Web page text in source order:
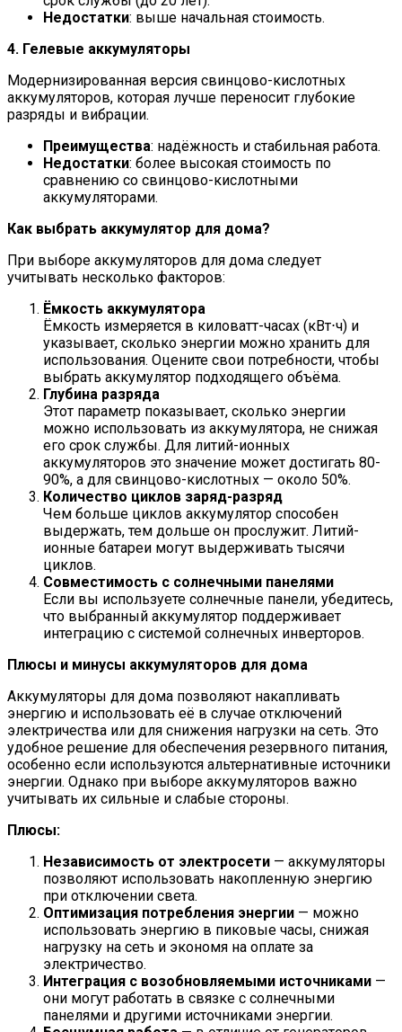
Недостатки: выше начальная стоимость.
4. Гелевые аккумуляторы
Модернизированная версия свинцово-кислотных
аккумуляторов, которая лучше переносит глубокие
разряды и вибрации.
Преимущества: надёжность и стабильная работа.
Недостатки: более высокая стоимость по
сравнению со свинцово-кислотными
аккумуляторами.
Как выбрать аккумулятор для дома?
При выборе аккумуляторов для дома следует
учитывать несколько факторов:
Ёмкость аккумулятора
Ёмкость измеряется в киловатт-часах (кВт⋅ч) и
указывает, сколько энергии можно хранить для
использования. Оцените свои потребности, чтобы
выбрать аккумулятор подходящего объёма.
Глубина разряда
Этот параметр показывает, сколько энергии
можно использовать из аккумулятора, не снижая
его срок службы. Для литий-ионных
аккумуляторов это значение может достигать 80-
90%, а для свинцово-кислотных — около 50%.
Количество циклов заряд-разряд
Чем больше циклов аккумулятор способен
выдержать, тем дольше он прослужит. Литий-
ионные батареи могут выдерживать тысячи
циклов.
Совместимость с солнечными панелями
Если вы используете солнечные панели, убедитесь,
что выбранный аккумулятор поддерживает
интеграцию с системой солнечных инверторов.
Плюсы и минусы аккумуляторов для дома
Аккумуляторы для дома позволяют накапливать
энергию и использовать её в случае отключений
электричества или для снижения нагрузки на сеть. Это
удобное решение для обеспечения резервного питания,
особенно если используются альтернативные источники
энергии. Однако при выборе аккумуляторов важно
учитывать их сильные и слабые стороны.
Плюсы:
Независимость от электросети — аккумуляторы
позволяют использовать накопленную энергию
при отключении света.
Оптимизация потребления энергии — можно
использовать энергию в пиковые часы, снижая
нагрузку на сеть и экономя на оплате за
электричество.
Интеграция с возобновляемыми источниками —
они могут работать в связке с солнечными
панелями и другими источниками энергии.